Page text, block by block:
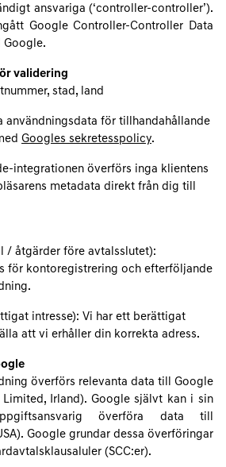
ansvariga (‘controller-controller’).
Google Controller‑Controller Data
Google.
validering
stad, land
användningsdata för tillhandahållande
Googles sekretesspolicy.
integrationen överförs inga klientens
metadata direkt från dig till
/ åtgärder före avtalsslutet):
för kontoregistrering och efterföljande
intresse): Vi har ett berättigat
att vi erhåller din korrekta adress.
överförs relevanta data till Google
Limited, Irland). Google självt kan i sin
överföra data till
Google grundar dessa överföringar
(SCC:er).